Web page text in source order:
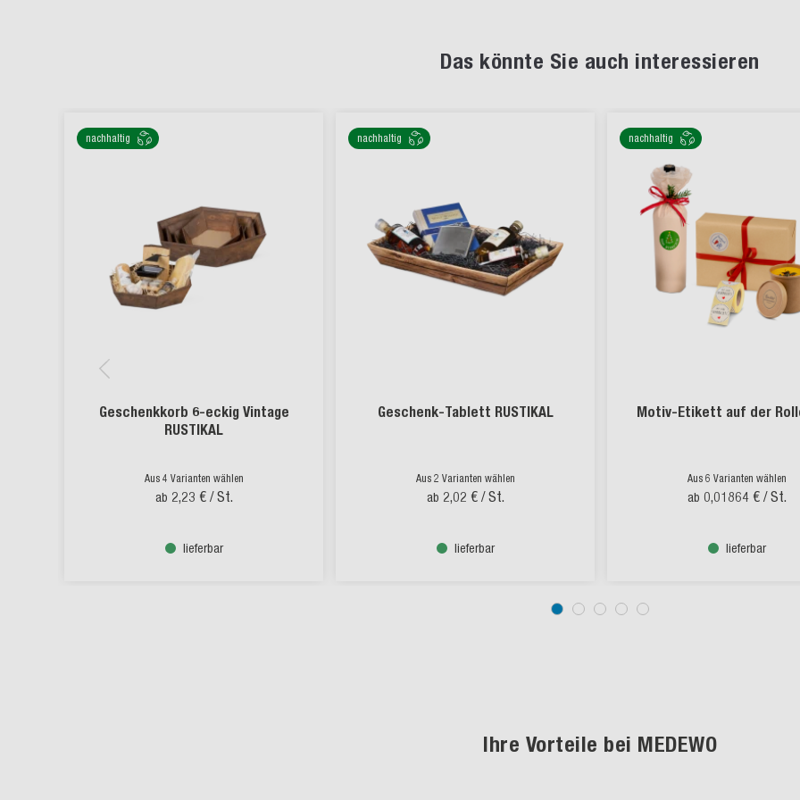
Das könnte Sie auch interessieren
nachhaltig
Geschenkkorb 6-eckig Vintage
RUSTIKAL
Aus 4 Varianten wählen
ab 2,23 € / St.
lieferbar
nachhaltig
Geschenk-Tablett RUSTIKAL
Aus 2 Varianten wählen
ab 2,02 € / St.
lieferbar
nachhaltig
Motiv-Etikett auf der
Aus 6 Varianten wählen
ab 0,01864 € / St.
lieferbar
Ihre Vorteile bei MEDEWO